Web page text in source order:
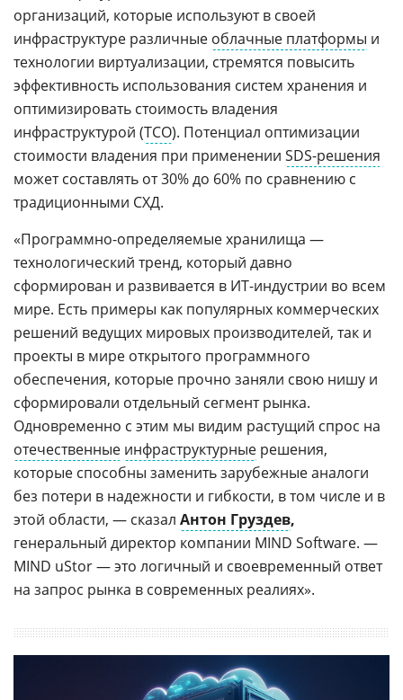
организаций, которые используют в своей
инфраструктуре различные облачные платформы и
технологии виртуализации, стремятся повысить
эффективность использования систем хранения и
оптимизировать стоимость владения
инфраструктурой (TCO). Потенциал оптимизации
стоимости владения при применении SDS-решения
может составлять от 30% до 60% по сравнению с
традиционными СХД.
«Программно-определяемые хранилища —
технологический тренд, который давно
сформирован и развивается в ИТ-индустрии во всем
мире. Есть примеры как популярных коммерческих
решений ведущих мировых производителей, так и
проекты в мире открытого программного
обеспечения, которые прочно заняли свою нишу и
сформировали отдельный сегмент рынка.
Одновременно с этим мы видим растущий спрос на
отечественные инфраструктурные решения,
которые способны заменить зарубежные аналоги
без потери в надежности и гибкости, в том числе и в
этой области, — сказал Антон Груздев,
генеральный директор компании MIND Software. —
MIND uStor — это логичный и своевременный ответ
на запрос рынка в современных реалиях».